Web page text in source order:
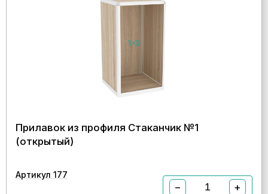
Прилавок из профиля Стаканчик №1
(открытый)
Артикул 177
− +